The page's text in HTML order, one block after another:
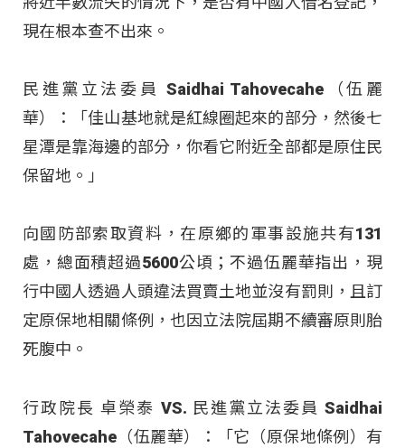
現在根本查不出來。
民進黨立法委員 Saidhai Tahovecahe（伍麗
華）：「佳山基地就是紅線圈起來的部分，然後七
星潭是靠海邊的部分，你看它附近全部都是原住民
保留地。」
向國防部索取資料，在原鄉的軍事設施共有131
處，總面積超過5600公頃；不過伍麗華指出，現
行中國人透過人頭違法買賣土地並沒有罰則，且訂
定原保地相關條例，也因立法院屆期不續審原則胎
死腹中。
行政院長 卓榮泰 VS. 民進黨立法委員 Saidhai
Tahovecahe（伍麗華）：「它（原保地條例）有